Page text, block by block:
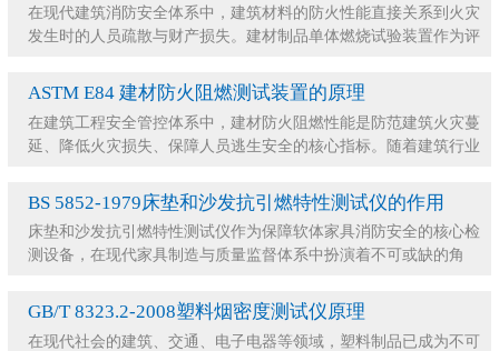
在现代建筑消防安全体系中，建筑材料的防火性能直接关系到火灾
发生时的人员疏散与财产损失。建材制品单体燃烧试验装置作为评
ASTM E84 建材防火阻燃测试装置的原理
在建筑工程安全管控体系中，建材防火阻燃性能是防范建筑火灾蔓
延、降低火灾损失、保障人员逃生安全的核心指标。随着建筑行业
BS 5852-1979床垫和沙发抗引燃特性测试仪的作用
床垫和沙发抗引燃特性测试仪作为保障软体家具消防安全的核心检
测设备，在现代家具制造与质量监督体系中扮演着不可或缺的角
GB/T 8323.2-2008塑料烟密度测试仪原理
在现代社会的建筑、交通、电子电器等领域，塑料制品已成为不可